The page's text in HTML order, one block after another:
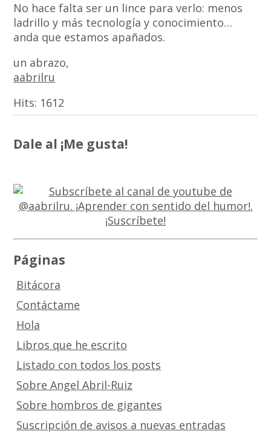
No hace falta ser un lince para verlo: menos
ladrillo y más tecnología y conocimiento…
anda que estamos apañados.
un abrazo,
aabrilru
Hits: 1612
Dale al ¡Me gusta!
Páginas
Bitácora
Contáctame
Hola
Libros que he escrito
Listado con todos los posts
Sobre Angel Abril-Ruiz
Sobre hombros de gigantes
Suscripción de avisos a nuevas entradas